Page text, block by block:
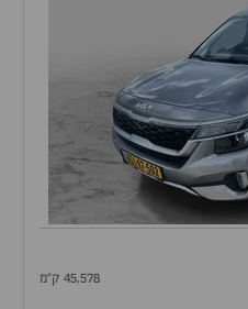
45,578 ק"מ